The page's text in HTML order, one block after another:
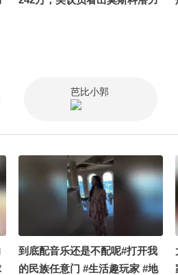
芭比小郭
到底配音乐还是不配呢#打开我
的民族任意门 #生活趣玩家 #地